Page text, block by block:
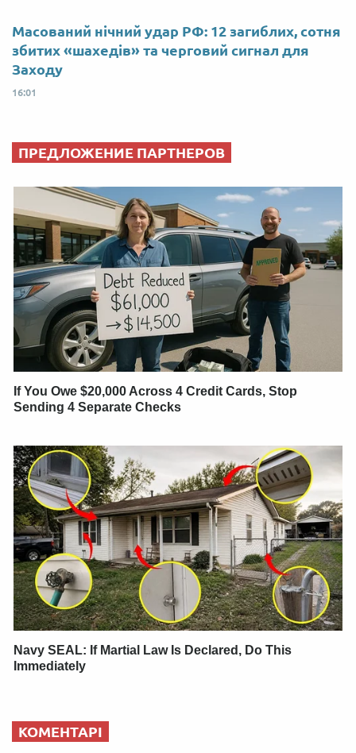
Масований нічний удар РФ: 12 загиблих, сотня
збитих «шахедів» та черговий сигнал для
Заходу
16:01
ПРЕДЛОЖЕНИЕ ПАРТНЕРОВ
If You Owe $20,000 Across 4 Credit Cards, Stop
Sending 4 Separate Checks
Navy SEAL: If Martial Law Is Declared, Do This
Immediately
КОМЕНТАРІ